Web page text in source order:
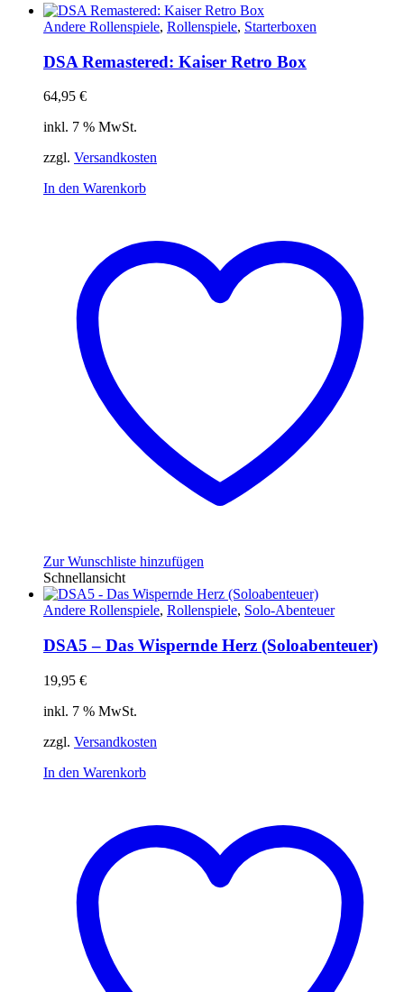
Andere Rollenspiele, Rollenspiele, Starterboxen
DSA Remastered: Kaiser Retro Box
64,95 €
inkl. 7 % MwSt.
zzgl. Versandkosten
In den Warenkorb
Zur Wunschliste hinzufügen
Schnellansicht
Andere Rollenspiele, Rollenspiele, Solo-Abenteuer
DSA5 – Das Wispernde Herz (Soloabenteuer)
19,95 €
inkl. 7 % MwSt.
zzgl. Versandkosten
In den Warenkorb